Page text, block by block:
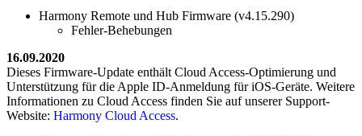
Harmony Remote und Hub Firmware (v4.15.290)
Fehler-Behebungen
16.09.2020
Dieses Firmware-Update enthält Cloud Access-Optimierung und
Unterstützung für die Apple ID-Anmeldung für iOS-Geräte. Weitere
Informationen zu Cloud Access finden Sie auf unserer Support-
Website: Harmony Cloud Access.